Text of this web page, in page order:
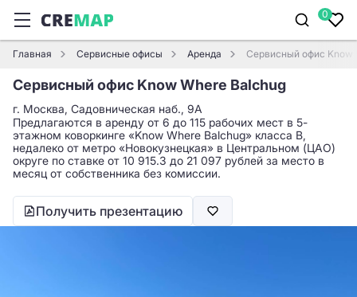
0
Главная Сервисные офисы Аренда Сервисный офис Know
Сервисный офис Know Where Balchug
г. Москва, Садовническая наб., 9А
Предлагаются в аренду от 6 до 115 рабочих мест в 5-
этажном коворкинге «Know Where Balchug» класса B,
недалеко от метро «Новокузнецкая» в Центральном (ЦАО)
округе по ставке от 10 915.3 до 21 097 рублей за место в
месяц от собственника без комиссии.
Получить презентацию